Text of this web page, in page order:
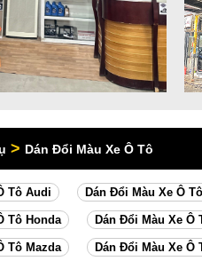
> Dán Đổi Màu Xe Ô Tô
Tô Audi Dán Đổi Màu Xe Ô
Tô Honda Dán Đổi Màu Xe Ô
Tô Mazda Dán Đổi Màu Xe Ô